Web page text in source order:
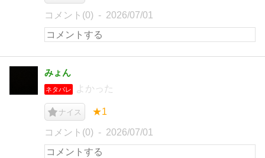
コメント(0) 2026/07/01
みょん
ネタバレ よかった
ナイス ★1
コメント(0) 2026/07/01